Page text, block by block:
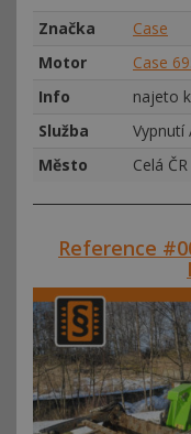
Značka
Case
Motor
Case
Info
najeto
Služba
Vypnutí
Město
Celá ČR
Reference